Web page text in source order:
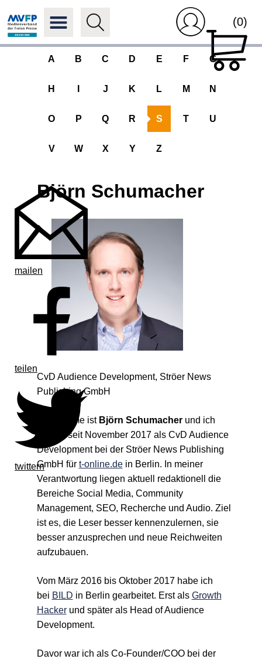
(0)
A B C D E F G
H J K L M N
O P Q R S T U
V W X Y Z
mailen
teilen
twittern
Björn Schumacher
CvD Audience Development, Ströer News
Publishing GmbH
Mein Name ist Björn Schumacherund ich
arbeite seit November 2017 als CvD Audience
Development bei der Ströer News Publishing
GmbH für t-online.dein Berlin. In meiner
Verantwortung liegen aktuell redaktionell die
Bereiche Social Media, Community
Management, SEO, Recherche und Audio. Ziel
ist es, die Leser besser kennenzulernen, sie
besser anzusprechen und neue Reichweiten
aufzubauen.
Vom März 2016 bis Oktober 2017 habe ich
bei BILD in Berlin gearbeitet. Erst als Growth
Hackerund später als Head of Audience
Development.
Davor war ich als Co-Founder/COO bei der